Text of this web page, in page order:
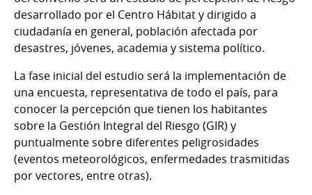
desarrollado por el Centro Hábitat y dirigido a
ciudadanía en general, población afectada por
desastres, jóvenes, academia y sistema político.
La fase inicial del estudio será la implementación de
una encuesta, representativa de todo el país, para
conocer la percepción que tienen los habitantes
sobre la Gestión Integral del Riesgo (GIR) y
puntualmente sobre diferentes peligrosidades
(eventos meteorológicos, enfermedades trasmitidas
por vectores, entre otras).